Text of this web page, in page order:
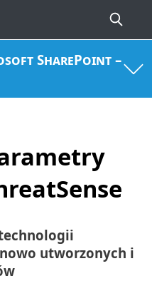
SharePoint –
utworzonych i